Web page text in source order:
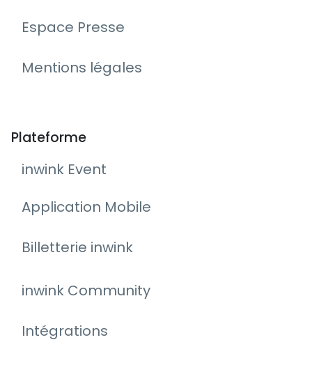
Espace Presse
Mentions légales
Plateforme
inwink Event
Application Mobile
Billetterie inwink
inwink Community
Intégrations